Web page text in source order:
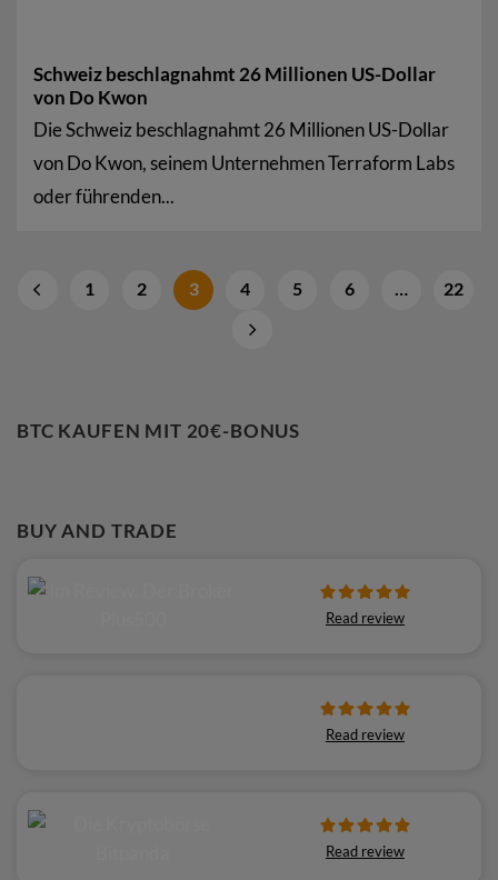
Schweiz beschlagnahmt 26 Millionen US-Dollar
von Do Kwon
Die Schweiz beschlagnahmt 26 Millionen US-Dollar
von Do Kwon, seinem Unternehmen Terraform Labs
oder führenden...
1 2 3 4 5 6 … 22
BTC KAUFEN MIT 20€-BONUS
BUY AND TRADE
Read review
Read review
Read review